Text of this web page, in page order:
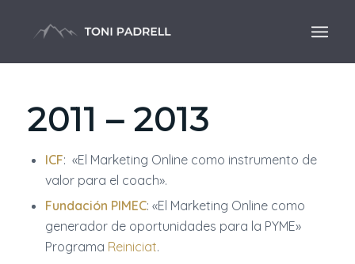
2011 – 2013
ICF: «El Marketing Online como instrumento de
valor para el coach».
Fundación PIMEC: «El Marketing Online como
generador de oportunidades para la PYME»
Programa Reiniciat.